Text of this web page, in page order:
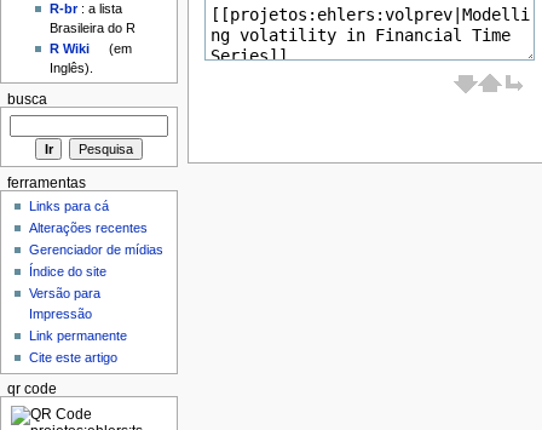
R-br: a lista
Brasileira do R
R Wiki
(em
Inglês).
busca
ferramentas
Links para cá
Alterações recentes
Gerenciador de mídias
Índice do site
Versão para
Impressão
Link permanente
Cite este artigo
qr code